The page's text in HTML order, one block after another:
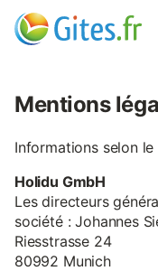
Mentions
Informations selon le
Holidu GmbH
Les directeurs
société : Johannes
Riesstrasse 24
80992 Munich